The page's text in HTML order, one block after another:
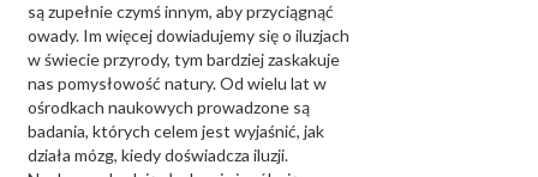
są zupełnie czymś innym, aby przyciągnąć
owady. Im więcej dowiadujemy się o iluzjach
w świecie przyrody, tym bardziej zaskakuje
nas pomysłowość natury. Od wielu lat w
ośrodkach naukowych prowadzone są
badania, których celem jest wyjaśnić, jak
działa mózg, kiedy doświadcza iluzji.